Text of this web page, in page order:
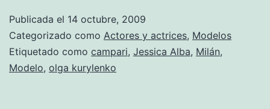
Publicada el 14 octubre, 2009
Categorizado como Actores y actrices, Modelos
Etiquetado como campari, Jessica Alba, Milán,
Modelo, olga kurylenko